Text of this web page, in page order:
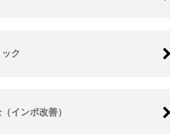
ク
インポ改善）